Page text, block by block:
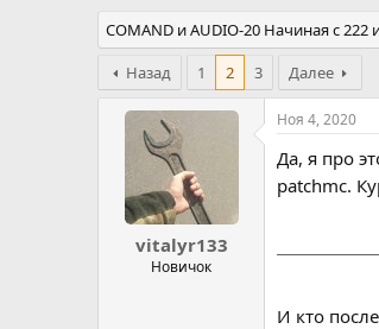
т
о
р
т
т
а
а
ч
COMAND и AUDIO-20 Начиная с 222
Назад
1 2 3 Далее
vitalyr133
Новичок
Ноя 4, 2020
Да, я про
patchmc.
И кто